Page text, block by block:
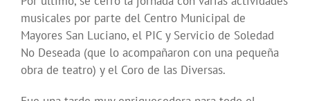
musicales por parte del Centro Municipal de
Mayores San Luciano, el PIC y Servicio de Soledad
No Deseada (que lo acompañaron con una pequeña
obra de teatro) y el Coro de las Diversas.